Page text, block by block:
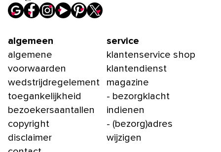
algemeen
algemene
voorwaarden
wedstrijdregelement
toegankelijkheid
bezoekersaantallen
copyright
disclaimer
service
klantenservice shop
klantendienst
magazine
- bezorgklacht
indienen
- (bezorg)adres
wijzigen